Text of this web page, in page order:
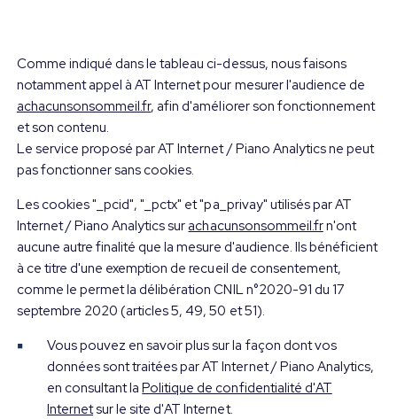
Sommeil & émotions
Sommeil & microbiotes
Sommeil & énergie
Je demande conseil
Replay du Webinaire
Comme indiqué dans le tableau ci-dessus, nous faisons
notamment appel à AT Internet pour mesurer l'audience de
achacunsonsommeil.fr, afin d'améliorer son fonctionnement
et son contenu.
Le service proposé par AT Internet / Piano Analytics ne peut
pas fonctionner sans cookies.
Les cookies "_pcid", "_pctx" et "pa_privay" utilisés par AT
Internet / Piano Analytics surachacunsonsommeil.frn'ont
aucune autre finalité que la mesure d'audience. Ils bénéficient
à ce titre d'une exemption de recueil de consentement,
comme le permet la délibération CNIL n°2020-91 du 17
septembre 2020 (articles 5, 49, 50 et 51).
Vous pouvez en savoir plus sur la façon dont vos
données sont traitées par AT Internet / Piano Analytics,
en consultant laPolitique de confidentialité d'AT
Internetsur le site d'AT Internet.